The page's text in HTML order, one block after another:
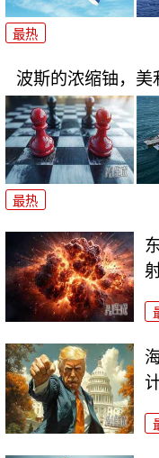
最热
波斯的浓缩铀，美
最热